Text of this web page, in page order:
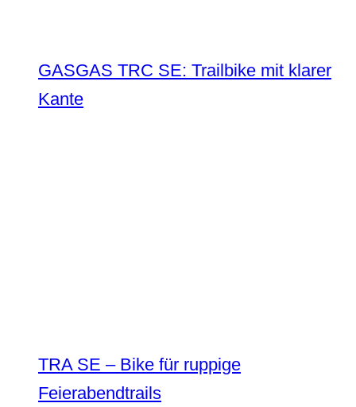
GASGAS TRC SE: Trailbike mit klarer
Kante
TRA SE – Bike für ruppige
Feierabendtrails